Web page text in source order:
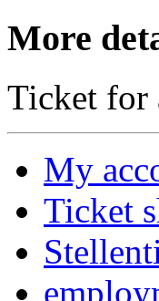
More
Ticket for
My
Ticket